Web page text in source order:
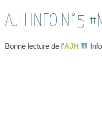
AJH INFO N°5
Bonne lecture de l'AJH